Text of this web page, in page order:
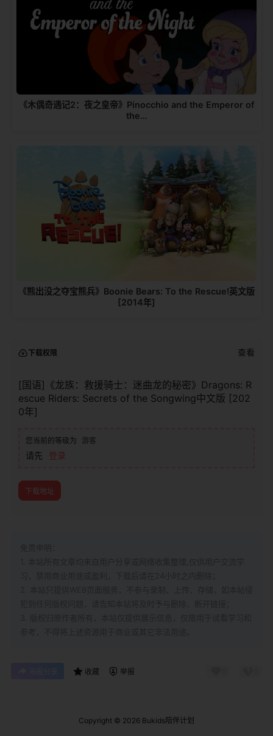
《木偶奇遇记2：夜之皇帝》Pinocchio and the Emperor of
the…
《熊出没之夺宝熊兵》Boonie Bears: To the Rescue!英文版
[2014年]
下载权限 查看
[国语]《龙族：救援骑士：迷曲龙的秘密》Dragons: R
escue Riders: Secrets of the Songwing中文版 [202
0年]
您当前的等级为 游客
请先 登录
下载地址
收藏 举报
Copyright © 2026 Bukids陪伴计划